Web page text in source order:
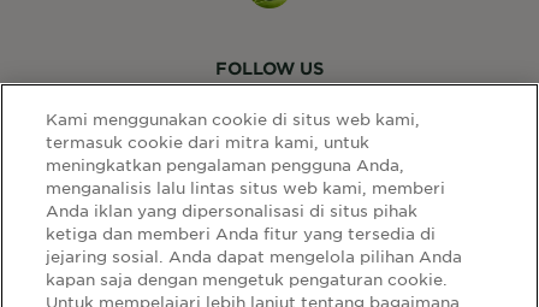
LINK SITUS
Select
Select Your Country:
FOLLOW US
Kami menggunakan cookie di situs web kami,
termasuk cookie dari mitra kami, untuk
meningkatkan pengalaman pengguna Anda,
menganalisis lalu lintas situs web kami, memberi
Anda iklan yang dipersonalisasi di situs pihak
ketiga dan memberi Anda fitur yang tersedia di
jejaring sosial. Anda dapat mengelola pilihan Anda
kapan saja dengan mengetuk pengaturan cookie.
Untuk mempelajari lebih lanjut tentang bagaimana